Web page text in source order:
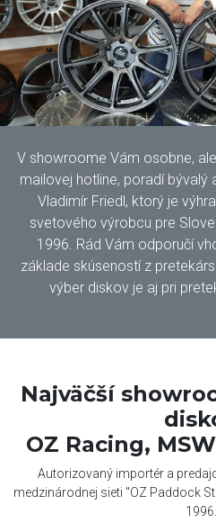
V showroome Vám osobne,
mailovej hotline, poradí
Vladimír Friedl, ktorý je
svetového výrobcu pre
1996. Rád Vám odporučí
základe skúseností z
výber diskov je aj pri
Najväčší
OZ Racing,
Autorizovaný importér a
medzinárodnej sieti "OZ Paddock
1996.